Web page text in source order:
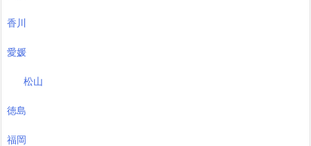
香川
愛媛
松山
徳島
福岡